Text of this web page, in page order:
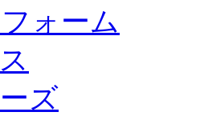
ォーム
ズ